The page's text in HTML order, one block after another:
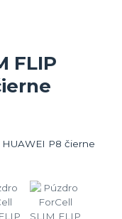
FLIP